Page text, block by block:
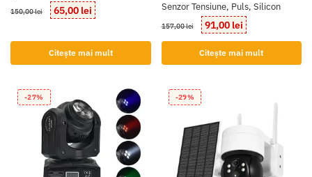
150,00lei
Prețul
inițial
fost:
150,00 lei.
65,00 lei Prețul
curent
65,00 lei.
Citește mai mult
Senzor Tensiune, Puls, Silicon
157,00lei
Prețul
inițial
a
fost:
91,00 lei Prețul
curent
este:
91,00 lei.
Citește mai mult
-27% -29%